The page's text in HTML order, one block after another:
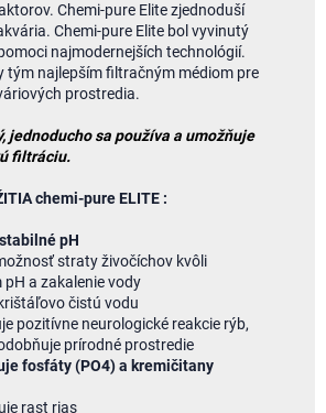
Chemi-pure Elite zjednoduší
Chemi-pure Elite bol vyvinutý
najmodernejších technológií.
tým najlepším filtračným médiom pre
prostredia.
jednoducho sa používa a umožňuje
filtráciu.
chemi-pure ELITE :
pH
straty živočíchov kvôli
pH a zakalenie vody
čistú vodu
pozitívne neurologické reakcie rýb,
prírodné prostredie
fosfáty (PO4) a kremičitany
rast rias